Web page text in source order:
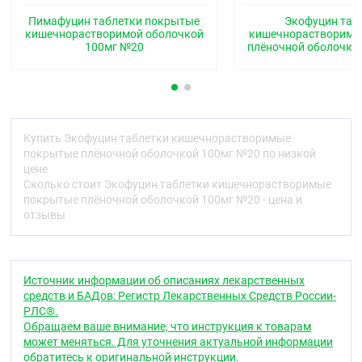
Противогрибковое средство
Фармакодинамика
Противогрибковый полиеновый (тетраеновый)
антибиотик группы макролидов. Оказывает
преимущественно фунгицидный эффект.
Натамицин необратимо связывается с
эргостеролом клеточной мембраны клетки гриба,
натамицину чувствительны большинство
патогенных дрожжевых и плесневых грибов,
включая родыCandida, Aspergillus, Cephalosporium,
FusariumиPenicillium.Менее чувствительны к
натамицину дерматофиты иР. boydii.Случаев
резистентности к натамицину в клинической
практике не отмечено. Натамицин в лекарственной
Пимафуцин таблетки покрытые
кишечнорастворимой оболочкой
100мг №20
Экофуцин
плёночной
Купить Экофуцин таблетки кишечнорастворимые
покрытые плёночной оболочкой 100мг №20 по низкой
цене
Сколько стоит Экофуцин таблетки кишечнорастворимые
покрытые плёночной оболочкой 100мг №20 - цена и
отзывы
Источник информации об описаниях лекарственных
средств и БАДов: Регистр Лекарственных Средств России-
РЛС®.
Обращаем ваше внимание, что инструкция к товарам
может меняться. Для уточнения актуальной информации
обратитесь к оригинальной инструкции.